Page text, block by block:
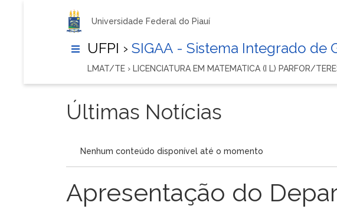
Universidade Federal do Piauí
UFPI › SIGAA - Sistema Integrado de
LMAT/TE › LICENCIATURA EM MATEMATICA (I L) PARFOR/
Últimas Notícias
Nenhum conteúdo disponível até o momento
Apresentação do